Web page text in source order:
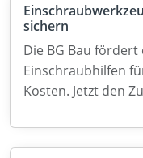
sichern
Die BG Bau
Einschraubhilfen
Kosten. Jetzt den